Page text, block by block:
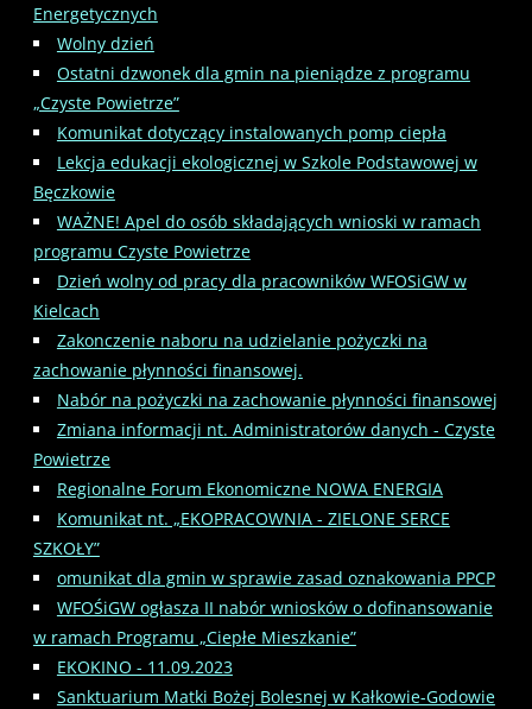
Energetycznych
Wolny dzień
Ostatni dzwonek dla gmin na pieniądze z programu
„Czyste Powietrze”
Komunikat dotyczący instalowanych pomp ciepła
Lekcja edukacji ekologicznej w Szkole Podstawowej w
Bęczkowie
WAŻNE! Apel do osób składających wnioski w ramach
programu Czyste Powietrze
Dzień wolny od pracy dla pracowników WFOSiGW w
Kielcach
Zakonczenie naboru na udzielanie pożyczki na
zachowanie płynności finansowej.
Nabór na pożyczki na zachowanie płynności finansowej
Zmiana informacji nt. Administratorów danych - Czyste
Powietrze
Regionalne Forum Ekonomiczne NOWA ENERGIA
Komunikat nt. „EKOPRACOWNIA - ZIELONE SERCE
SZKOŁY”
omunikat dla gmin w sprawie zasad oznakowania PPCP
WFOŚiGW ogłasza II nabór wniosków o dofinansowanie
w ramach Programu „Ciepłe Mieszkanie”
EKOKINO - 11.09.2023
Sanktuarium Matki Bożej Bolesnej w Kałkowie-Godowie